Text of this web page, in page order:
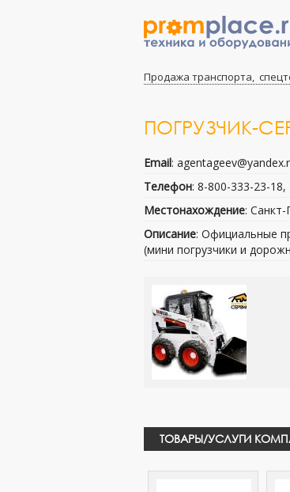
Продажа транспорта,
ПОГРУЗЧИК-
Email:
Телефон: 8-800-333-23-
Местонахождение:
Описание: Официальные
(мини погрузчики и
ТОВАРЫ/УСЛУГИ